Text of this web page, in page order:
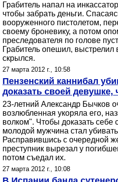
Грабитель напал на
чтобы забрать деньги.
вооруженного пистолетом,
своему броневику, а потом
преследователя по голове
Грабитель опешил, выстрелил
скрылся.
27 марта 2012 г., 10:58
Пензенский каннибал
доказать своей девушке,
23-летний Александр Бычков
возлюбленная укоряла его,
волком". Чтобы доказать себе
молодой мужчина стал
Расправившись с очередной
преступник вырезал у
потом съедал их.
27 марта 2012 г., 10:08